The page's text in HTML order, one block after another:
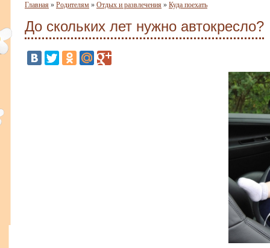
Главная » Родителям » Отдых и развлечения » Куда поехать
До скольких лет нужно автокресло?